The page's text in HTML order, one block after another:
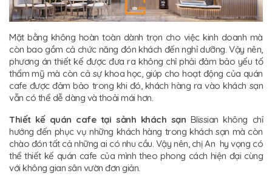
Mặt bằng không hoàn toàn dành trọn cho việc kinh doanh mà
còn bao gồm cả chức năng đón khách đến nghỉ dưỡng. Vậy nên,
phương án thiết kế được đưa ra không chỉ phải đảm bảo yếu tố
thẩm mỹ mà còn cả sự khoa học, giúp cho hoạt động của quán
cafe được đảm bảo trong khi đó, khách hàng ra vào khách sạn
vẫn có thể dễ dàng và thoải mái hơn.
Thiết kế quán cafe tại sảnh khách sạn Blissian không chỉ
hướng đến phục vụ những khách hàng trong khách sạn mà còn
chào đón tất cả những ai có nhu cầu. Vậy nên, chị An hy vọng có
thể thiết kế quán cafe của mình theo phong cách hiện đại cùng
với không gian sân vườn đơn giản.